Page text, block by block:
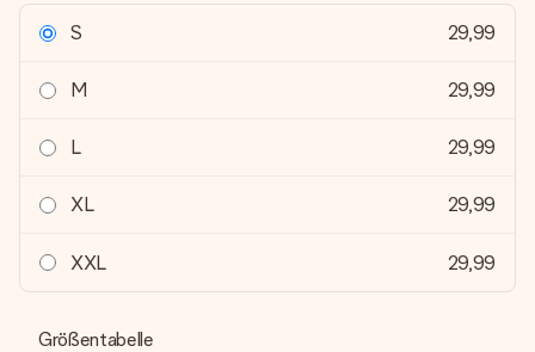
S 29,99
M 29,99
L 29,99
XL 29,99
XXL 29,99
Größentabelle